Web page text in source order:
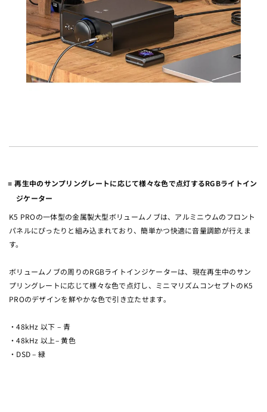
再生中のサンプリングレートに応じて様々な色で点灯するRGBライトイン
ジケーター
K5 PROの一体型の金属製大型ボリュームノブは、アルミニウムのフロント
パネルにぴったりと組み込まれており、簡単かつ快適に音量調節が行えま
す。
ボリュームノブの周りのRGBライトインジケーターは、現在再生中のサン
プリングレートに応じて様々な色で点灯し、ミニマリズムコンセプトのK5
PROのデザインを鮮やかな色で引き立たせます。
・48kHz 以下 – 青
・48kHz 以上– 黄色
・DSD – 緑